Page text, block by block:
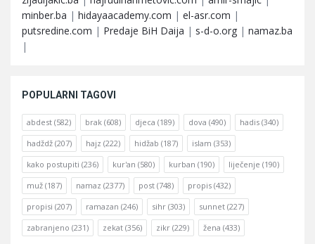
minber.ba | hidayaacademy.com | el-asr.com |
putsredine.com | Predaje BiH Daija | s-d-o.org | namaz.ba
|
POPULARNI TAGOVI
abdest (582) brak (608) djeca (189) dova (490) hadis (340)
hadždž (207) hajz (222) hidžab (187) islam (353)
kako postupiti (236) kur'an (580) kurban (190) liječenje (190)
muž (187) namaz (2377) post (748) propis (432)
propisi (207) ramazan (246) sihr (303) sunnet (227)
zabranjeno (231) zekat (356) zikr (229) žena (433)